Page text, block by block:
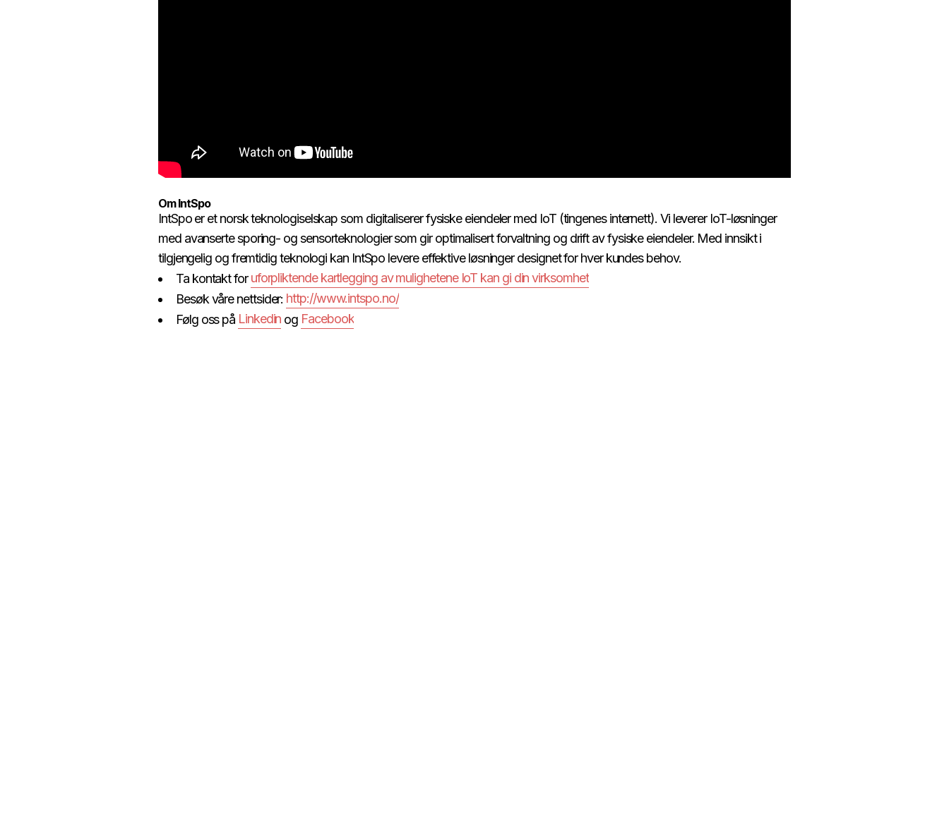
Om IntSpo​​​​‌ ‍ ​‍​‍‌‍ ‌ ​‍‌‍‍‌‌‍‌ ‌‍‍‌‌‍ ‍​‍​‍​ ‍‍​‍​‍‌ ​ ‌‍​‌‌‍ ‍‌‍‍‌‌ ‌​‌ ‍‌​‍ ‍‌‍‍‌‌‍ ​‍​‍​‍ ​​‍​‍‌‍‍​‌ ​‍‌‍‌‌‌‍‌‍​‍​‍​ ‍‍​‍​‍​‍ ‌ ​ ‌ ‌​‌ ‌‌‌‍‌​‌‍‍‌‌‍ ​‍ ‌‍‍‌‌‍ ‍‌ ‌​‌‍‌‌‌‍ ‍‌ ‌​​‍ ‌‍‌‌‌‍‌​‌‍‍‌‌ ‌​​‍ ‌‍ ‌‌‍ ‌‍‌​‌‍‌‌​ ‌‌ ​​‌ ​‍‌‍‌‌‌ ​ ‌‍‌‌‌‍ ‍‌ ‌​‌‍​‌‌ ‌​‌‍‍‌‌‍ ‌‍ ‍​ ‍ ‌‍‍‌‌‍‌​​ ‌​ ‍​​ ‌​‌‍‌‌​ ​‌‌‍​‍‌‍‌‍​ ​‌​ ‌‌​‍ ‌​ ​​‌‍​ ​ ‌‌‌‍‌​​‍ ‌​ ‌​​ ‍‌​ ​​​ ​​​‍ ‌‌‍​‌​ ‍​‌‍‌​​ ‍​​‍ ‌​ ​​​ ‌​​ ‌​​ ‌​​ ‌​​ ​ ​ ​‍​ ‌‌‌‍​‍​ ​‌​ ​‍​ ‍‌​ ‍ ‌ ‌​‌ ‍‌‌ ​​‌‍‌‌​ ‌‌‍​‍‌‍ ​‌‍ ‌‍‌ ‌‍‌ ‌‌​​‌‍ ‌ ​ ‌ ‌​‌‍‌‌‌ ​‍​ ‍ ‌ ​​‌‍​‌‌ ‌​‌‍‍​​ ‌‌‍‍‌‌‍ ‍‌‍ ‍‌‍‍​‌‍ ‌‍ ​‌‍‌​​‍‌‌​ ‌‌‌​​‍‌‌ ‌‍‍ ‌‍‌‌‌ ‍‌​‍‌‌​ ​ ‌​‌​​‍‌‌​ ​ ‌​‌​​‍‌‌​ ​‍​ ​‍​ ​ ​ ​​‌‍‌​​ ‌‌‌‍‌​‌‍‌‌‌‍​‍‌‍​‍​ ‍‌​ ​‌‌‍‌‌​ ​​​‍‌‌​ ​‍​ ​‍​‍‌‌​ ‌‌‌​‌​​‍ ‍‌‍​ ‌‍‍​‌‍‍‌‌‍ ​‌‍‌​‌ ​‍‌‍‌‌‌‍ ‍​‍‌‌​ ‌‌‌​​‍‌‌ ‌‍‍ ‌‍‌‌‌ ‍‌​‍‌‌​ ​ ‌​‌​​‍‌‌​ ​ ‌​‌​​‍‌‌​ ​‍​ ​‍​ ‌ ​ ​‌​ ‌​‌‍‌​‌‍​ ​ ‌‍‌‍​ ‌‍​ ​ ​‍‌‍​‍‌‍‌‌​ ​‍​ ​​​‍‌‌​ ​‍​ ​‍​‍‌‌​ ‌‌‌​‌​​‍ ‍‌ ‌​‌‍‌‌‌ ‍​‌ ‌​​ ‌‍​‍‌‍​‌‌ ​ ‌‍‌‌‌‌‌‌‌ ​‍‌‍ ​​ ‌​‍‌‌​ ​‍‌​‌‍‌ ​ ‌ ‌​‌ ‌‌‌‍‌​‌‍‍‌‌‍ ​‍‌‍‌‍‍‌‌‍‌​​ ‌​ ‍​​ ‌​‌‍‌‌​ ​‌‌‍​‍‌‍‌‍​ ​‌​ ‌‌​‍ ‌​ ​​‌‍​ ​ ‌‌‌‍‌​​‍ ‌​ ‌​​ ‍‌​ ​​​ ​​​‍ ‌‌‍​‌​ ‍​‌‍‌​​ ‍​​‍ ‌​ ​​​ ‌​​ ‌​​ ‌​​ ‌​​ ​ ​ ​‍​ ‌‌‌‍​‍​ ​‌​ ​‍​ ‍‌​‍‌‍‌ ‌​‌ ‍‌‌ ​​‌‍‌‌​ ‌‌‍​‍‌‍ ​‌‍ ‌‍‌ ‌‍‌ ‌‌​​‌‍ ‌ ​ ‌ ‌​‌‍‌‌‌ ​‍​‍‌‍‌ ​​‌‍​‌‌ ‌​‌‍‍​​ ‌‌‍‍‌‌‍ ‍‌‍ ‍‌‍‍​‌‍ ‌‍ ​‌‍‌​​‍‌‌​ ‌‌‌​​‍‌‌ ‌‍‍ ‌‍‌‌‌ ‍‌​‍‌‌​ ​ ‌​‌​​‍‌‌​ ​ ‌​‌​​‍‌‌​ ​‍​ ​‍​ ​ ​ ​​‌‍‌​​ ‌‌‌‍‌​‌‍‌‌‌‍​‍‌‍​‍​ ‍‌​ ​‌‌‍‌‌​ ​​​‍‌‌​ ​‍​ ​‍​‍‌‌​ ‌‌‌​‌​​‍ ‍‌‍​ ‌‍‍​‌‍‍‌‌‍ ​‌‍‌​‌ ​‍‌‍‌‌‌‍ ‍​‍‌‌​ ‌‌‌​​‍‌‌ ‌‍‍ ‌‍‌‌‌ ‍‌​‍‌‌​ ​ ‌​‌​​‍‌‌​ ​ ‌​‌​​‍‌‌​ ​‍​ ​‍​ ‌ ​ ​‌​ ‌​‌‍‌​‌‍​ ​ ‌‍‌‍​ ‌‍​ ​ ​‍‌‍​‍‌‍‌‌​ ​‍​ ​​​‍‌‌​ ​‍​ ​‍​‍‌‌​ ‌‌‌​‌​​‍ ‍‌ ‌​‌‍‌‌‌ ‍​‌ ‌​​‍​‍‌ ‌
IntSpo er et norsk teknologiselskap som digitaliserer fysiske eiendeler med IoT (tingenes internett). Vi leverer IoT-løsninger
med avanserte sporing- og sensorteknologier som gir optimalisert forvaltning og drift av fysiske eiendeler. Med innsikt i
tilgjengelig og fremtidig teknologi kan IntSpo levere effektive løsninger designet for hver kundes behov.​​​​‌ ‍ ​‍​‍‌‍ ‌ ​‍‌‍‍‌‌‍‌ ‌‍‍‌‌‍ ‍​‍​‍​ ‍‍​‍​‍‌ ​ ‌‍​‌‌‍ ‍‌‍‍‌‌ ‌​‌ ‍‌​‍ ‍‌‍‍‌‌‍ ​‍​‍​‍ ​​‍​‍‌‍‍​‌ ​‍‌‍‌‌‌‍‌‍​‍​‍​ ‍‍​‍​‍​‍ ‌ ​ ‌ ‌​‌ ‌‌‌‍‌​‌‍‍‌‌‍ ​‍ ‌‍‍‌‌‍ ‍‌ ‌​‌‍‌‌‌‍ ‍‌ ‌​​‍ ‌‍‌‌‌‍‌​‌‍‍‌‌ ‌​​‍ ‌‍ ‌‌‍ ‌‍‌​‌‍‌‌​ ‌‌ ​​‌ ​‍‌‍‌‌‌ ​ ‌‍‌‌‌‍ ‍‌ ‌​‌‍​‌‌ ‌​‌‍‍‌‌‍ ‌‍ ‍​ ‍ ‌‍‍‌‌‍‌​​ ‌​ ‍​​ ‌​‌‍‌‌​ ​‌‌‍​‍‌‍‌‍​ ​‌​ ‌‌​‍ ‌​ ​​‌‍​ ​ ‌‌‌‍‌​​‍ ‌​ ‌​​ ‍‌​ ​​​ ​​​‍ ‌‌‍​‌​ ‍​‌‍‌​​ ‍​​‍ ‌​ ​​​ ‌​​ ‌​​ ‌​​ ‌​​ ​ ​ ​‍​ ‌‌‌‍​‍​ ​‌​ ​‍​ ‍‌​ ‍ ‌ ‌​‌ ‍‌‌ ​​‌‍‌‌​ ‌‌‍​‍‌‍ ​‌‍ ‌‍‌ ‌‍‌ ‌‌​​‌‍ ‌ ​ ‌ ‌​‌‍‌‌‌ ​‍​ ‍ ‌ ​​‌‍​‌‌ ‌​‌‍‍​​ ‌‌‍‍‌‌‍ ‍‌‍ ‍‌‍‍​‌‍ ‌‍ ​‌‍‌​​‍‌‌​ ‌‌‌​​‍‌‌ ‌‍‍ ‌‍‌‌‌ ‍‌​‍‌‌​ ​ ‌​‌​​‍‌‌​ ​ ‌​‌​​‍‌‌​ ​‍​ ​‍​ ‌‍​ ‌​‌‍​ ‌‍​‍​ ‍‌​ ​‍​ ‌‍​ ‍‌‌‍​‌​ ‌​​ ​‍​ ​​​‍‌‌​ ​‍​ ​‍​‍‌‌​ ‌‌‌​‌​​‍ ‍‌‍​ ‌‍‍​‌‍‍‌‌‍ ​‌‍‌​‌ ​‍‌‍‌‌‌‍ ‍​‍‌‌​ ‌‌‌​​‍‌‌ ‌‍‍ ‌‍‌‌‌ ‍‌​‍‌‌​ ​ ‌​‌​​‍‌‌​ ​ ‌​‌​​‍‌‌​ ​‍​ ​‍‌‍‌​​ ‌ ​ ‌‌‌‍‌‍​ ‌‌​ ​‍​ ​ ‌‍​‍‌‍​‌‌‍​ ​ ‌‍​ ‌‌​ ​​​‍‌‌​ ​‍​ ​‍​‍‌‌​ ‌‌‌​‌​​‍ ‍‌ ‌​‌‍‌‌‌ ‍​‌ ‌​​ ‌‍​‍‌‍​‌‌ ​ ‌‍‌‌‌‌‌‌‌ ​‍‌‍ ​​ ‌​‍‌‌​ ​‍‌​‌‍‌ ​ ‌ ‌​‌ ‌‌‌‍‌​‌‍‍‌‌‍ ​‍‌‍‌‍‍‌‌‍‌​​ ‌​ ‍​​ ‌​‌‍‌‌​ ​‌‌‍​‍‌‍‌‍​ ​‌​ ‌‌​‍ ‌​ ​​‌‍​ ​ ‌‌‌‍‌​​‍ ‌​ ‌​​ ‍‌​ ​​​ ​​​‍ ‌‌‍​‌​ ‍​‌‍‌​​ ‍​​‍ ‌​ ​​​ ‌​​ ‌​​ ‌​​ ‌​​ ​ ​ ​‍​ ‌‌‌‍​‍​ ​‌​ ​‍​ ‍‌​‍‌‍‌ ‌​‌ ‍‌‌ ​​‌‍‌‌​ ‌‌‍​‍‌‍ ​‌‍ ‌‍‌ ‌‍‌ ‌‌​​‌‍ ‌ ​ ‌ ‌​‌‍‌‌‌ ​‍​‍‌‍‌ ​​‌‍​‌‌ ‌​‌‍‍​​ ‌‌‍‍‌‌‍ ‍‌‍ ‍‌‍‍​‌‍ ‌‍ ​‌‍‌​​‍‌‌​ ‌‌‌​​‍‌‌ ‌‍‍ ‌‍‌‌‌ ‍‌​‍‌‌​ ​ ‌​‌​​‍‌‌​ ​ ‌​‌​​‍‌‌​ ​‍​ ​‍​ ‌‍​ ‌​‌‍​ ‌‍​‍​ ‍‌​ ​‍​ ‌‍​ ‍‌‌‍​‌​ ‌​​ ​‍​ ​​​‍‌‌​ ​‍​ ​‍​‍‌‌​ ‌‌‌​‌​​‍ ‍‌‍​ ‌‍‍​‌‍‍‌‌‍ ​‌‍‌​‌ ​‍‌‍‌‌‌‍ ‍​‍‌‌​ ‌‌‌​​‍‌‌ ‌‍‍ ‌‍‌‌‌ ‍‌​‍‌‌​ ​ ‌​‌​​‍‌‌​ ​ ‌​‌​​‍‌‌​ ​‍​ ​‍‌‍‌​​ ‌ ​ ‌‌‌‍‌‍​ ‌‌​ ​‍​ ​ ‌‍​‍‌‍​‌‌‍​ ​ ‌‍​ ‌‌​ ​​​‍‌‌​ ​‍​ ​‍​‍‌‌​ ‌‌‌​‌​​‍ ‍‌ ‌​‌‍‌‌‌ ‍​‌ ‌​​‍​‍‌ ‌
Ta kontakt for ​​​​‌ ‍ ​‍​‍‌‍ ‌ ​‍‌‍‍‌‌‍‌ ‌‍‍‌‌‍ ‍​‍​‍​ ‍‍​‍​‍‌ ​ ‌‍​‌‌‍ ‍‌‍‍‌‌ ‌​‌ ‍‌​‍ ‍‌‍‍‌‌‍ ​‍​‍​‍ ​​‍​‍‌‍‍​‌ ​‍‌‍‌‌‌‍‌‍​‍​‍​ ‍‍​‍​‍​‍ ‌ ​ ‌ ‌​‌ ‌‌‌‍‌​‌‍‍‌‌‍ ​‍ ‌‍‍‌‌‍ ‍‌ ‌​‌‍‌‌‌‍ ‍‌ ‌​​‍ ‌‍‌‌‌‍‌​‌‍‍‌‌ ‌​​‍ ‌‍ ‌‌‍ ‌‍‌​‌‍‌‌​ ‌‌ ​​‌ ​‍‌‍‌‌‌ ​ ‌‍‌‌‌‍ ‍‌ ‌​‌‍​‌‌ ‌​‌‍‍‌‌‍ ‌‍ ‍​ ‍ ‌‍‍‌‌‍‌​​ ‌​ ‍​​ ‌​‌‍‌‌​ ​‌‌‍​‍‌‍‌‍​ ​‌​ ‌‌​‍ ‌​ ​​‌‍​ ​ ‌‌‌‍‌​​‍ ‌​ ‌​​ ‍‌​ ​​​ ​​​‍ ‌‌‍​‌​ ‍​‌‍‌​​ ‍​​‍ ‌​ ​​​ ‌​​ ‌​​ ‌​​ ‌​​ ​ ​ ​‍​ ‌‌‌‍​‍​ ​‌​ ​‍​ ‍‌​ ‍ ‌ ‌​‌ ‍‌‌ ​​‌‍‌‌​ ‌‌‍​‍‌‍ ​‌‍ ‌‍‌ ‌‍‌ ‌‌​​‌‍ ‌ ​ ‌ ‌​‌‍‌‌‌ ​‍​ ‍ ‌ ​​‌‍​‌‌ ‌​‌‍‍​​ ‌‌‍‍‌‌‍ ‍‌‍ ‍‌‍‍​‌‍ ‌‍ ​‌‍‌​​‍‌‌​ ‌‌‌​​‍‌‌ ‌‍‍ ‌‍‌‌‌ ‍‌​‍‌‌​ ​ ‌​‌​​‍‌‌​ ​ ‌​‌​​‍‌‌​ ​‍​ ​‍‌‍‌​​ ‌‌‌‍​‌​ ‌​‌‍‌​‌‍​‌​ ‍‌​ ‌​‌‍‌‍​ ‌ ​ ​​​ ‌‍​‍‌‌​ ​‍​ ​‍​‍‌‌​ ‌‌‌​‌​​‍ ‍‌‍​ ‌‍‍​‌‍‍‌‌‍ ​‌‍‌​‌ ​‍‌‍‌‌‌‍ ‍​‍‌‌​ ‌‌‌​​‍‌‌ ‌‍‍ ‌‍‌‌‌ ‍‌​‍‌‌​ ​ ‌​‌​​‍‌‌​ ​ ‌​‌​​‍‌‌​ ​‍​ ​‍‌‍​‌‌‍‌‍​ ​‌‌‍‌​​ ‍‌​ ​ ​ ‌‌‌‍‌​‌‍‌​​ ​​‌‍​‍​ ‍‌​ ​​​‍‌‌​ ​‍​ ​‍​‍‌‌​ ‌‌‌​‌​​‍ ‍‌ ‌​‌‍‌‌‌ ‍​‌ ‌​​ ‌‍​‍‌‍​‌‌ ​ ‌‍‌‌‌‌‌‌‌ ​‍‌‍ ​​ ‌​‍‌‌​ ​‍‌​‌‍‌ ​ ‌ ‌​‌ ‌‌‌‍‌​‌‍‍‌‌‍ ​‍‌‍‌‍‍‌‌‍‌​​ ‌​ ‍​​ ‌​‌‍‌‌​ ​‌‌‍​‍‌‍‌‍​ ​‌​ ‌‌​‍ ‌​ ​​‌‍​ ​ ‌‌‌‍‌​​‍ ‌​ ‌​​ ‍‌​ ​​​ ​​​‍ ‌‌‍​‌​ ‍​‌‍‌​​ ‍​​‍ ‌​ ​​​ ‌​​ ‌​​ ‌​​ ‌​​ ​ ​ ​‍​ ‌‌‌‍​‍​ ​‌​ ​‍​ ‍‌​‍‌‍‌ ‌​‌ ‍‌‌ ​​‌‍‌‌​ ‌‌‍​‍‌‍ ​‌‍ ‌‍‌ ‌‍‌ ‌‌​​‌‍ ‌ ​ ‌ ‌​‌‍‌‌‌ ​‍​‍‌‍‌ ​​‌‍​‌‌ ‌​‌‍‍​​ ‌‌‍‍‌‌‍ ‍‌‍ ‍‌‍‍​‌‍ ‌‍ ​‌‍‌​​‍‌‌​ ‌‌‌​​‍‌‌ ‌‍‍ ‌‍‌‌‌ ‍‌​‍‌‌​ ​ ‌​‌​​‍‌‌​ ​ ‌​‌​​‍‌‌​ ​‍​ ​‍‌‍‌​​ ‌‌‌‍​‌​ ‌​‌‍‌​‌‍​‌​ ‍‌​ ‌​‌‍‌‍​ ‌ ​ ​​​ ‌‍​‍‌‌​ ​‍​ ​‍​‍‌‌​ ‌‌‌​‌​​‍ ‍‌‍​ ‌‍‍​‌‍‍‌‌‍ ​‌‍‌​‌ ​‍‌‍‌‌‌‍ ‍​‍‌‌​ ‌‌‌​​‍‌‌ ‌‍‍ ‌‍‌‌‌ ‍‌​‍‌‌​ ​ ‌​‌​​‍‌‌​ ​ ‌​‌​​‍‌‌​ ​‍​ ​‍‌‍​‌‌‍‌‍​ ​‌‌‍‌​​ ‍‌​ ​ ​ ‌‌‌‍‌​‌‍‌​​ ​​‌‍​‍​ ‍‌​ ​​​‍‌‌​ ​‍​ ​‍​‍‌‌​ ‌‌‌​‌​​‍ ‍‌ ‌​‌‍‌‌‌ ‍​‌ ‌​​‍​‍‌ ‌uforpliktende kartlegging av mulighetene IoT kan gi din virksomhet​​​​‌ ‍ ​‍​‍‌‍ ‌ ​‍‌‍‍‌‌‍‌ ‌‍‍‌‌‍ ‍​‍​‍​ ‍‍​‍​‍‌ ​ ‌‍​‌‌‍ ‍‌‍‍‌‌ ‌​‌ ‍‌​‍ ‍‌‍‍‌‌‍ ​‍​‍​‍ ​​‍​‍‌‍‍​‌ ​‍‌‍‌‌‌‍‌‍​‍​‍​ ‍‍​‍​‍​‍ ‌ ​ ‌ ‌​‌ ‌‌‌‍‌​‌‍‍‌‌‍ ​‍ ‌‍‍‌‌‍ ‍‌ ‌​‌‍‌‌‌‍ ‍‌ ‌​​‍ ‌‍‌‌‌‍‌​‌‍‍‌‌ ‌​​‍ ‌‍ ‌‌‍ ‌‍‌​‌‍‌‌​ ‌‌ ​​‌ ​‍‌‍‌‌‌ ​ ‌‍‌‌‌‍ ‍‌ ‌​‌‍​‌‌ ‌​‌‍‍‌‌‍ ‌‍ ‍​ ‍ ‌‍‍‌‌‍‌​​ ‌​ ‍​​ ‌​‌‍‌‌​ ​‌‌‍​‍‌‍‌‍​ ​‌​ ‌‌​‍ ‌​ ​​‌‍​ ​ ‌‌‌‍‌​​‍ ‌​ ‌​​ ‍‌​ ​​​ ​​​‍ ‌‌‍​‌​ ‍​‌‍‌​​ ‍​​‍ ‌​ ​​​ ‌​​ ‌​​ ‌​​ ‌​​ ​ ​ ​‍​ ‌‌‌‍​‍​ ​‌​ ​‍​ ‍‌​ ‍ ‌ ‌​‌ ‍‌‌ ​​‌‍‌‌​ ‌‌‍​‍‌‍ ​‌‍ ‌‍‌ ‌‍‌ ‌‌​​‌‍ ‌ ​ ‌ ‌​‌‍‌‌‌ ​‍​ ‍ ‌ ​​‌‍​‌‌ ‌​‌‍‍​​ ‌‌‍‍‌‌‍ ‍‌‍ ‍‌‍‍​‌‍ ‌‍ ​‌‍‌​​‍‌‌​ ‌‌‌​​‍‌‌ ‌‍‍ ‌‍‌‌‌ ‍‌​‍‌‌​ ​ ‌​‌​​‍‌‌​ ​ ‌​‌​​‍‌‌​ ​‍​ ​‍‌‍‌​​ ‌‌‌‍​‌​ ‌​‌‍‌​‌‍​‌​ ‍‌​ ‌​‌‍‌‍​ ‌ ​ ​​​ ‌‍​‍‌‌​ ​‍​ ​‍​‍‌‌​ ‌‌‌​‌​​‍ ‍‌‍​ ‌‍‍​‌‍‍‌‌‍ ​‌‍‌​‌ ​‍‌‍‌‌‌‍ ‍​‍‌‌​ ‌‌‌​​‍‌‌ ‌‍‍ ‌‍‌‌‌ ‍‌​‍‌‌​ ​ ‌​‌​​‍‌‌​ ​ ‌​‌​​‍‌‌​ ​‍​ ​‍‌‍​‌‌‍‌‍​ ​‌‌‍‌​​ ‍‌​ ​ ​ ‌‌‌‍‌​‌‍‌​​ ​​‌‍​‍​ ‍‌​ ​‌​‍‌‌​ ​‍​ ​‍​‍‌‌​ ‌‌‌​‌​​‍ ‍‌ ‌​‌‍‌‌‌ ‍​‌ ‌​​ ‌‍​‍‌‍​‌‌ ​ ‌‍‌‌‌‌‌‌‌ ​‍‌‍ ​​ ‌​‍‌‌​ ​‍‌​‌‍‌ ​ ‌ ‌​‌ ‌‌‌‍‌​‌‍‍‌‌‍ ​‍‌‍‌‍‍‌‌‍‌​​ ‌​ ‍​​ ‌​‌‍‌‌​ ​‌‌‍​‍‌‍‌‍​ ​‌​ ‌‌​‍ ‌​ ​​‌‍​ ​ ‌‌‌‍‌​​‍ ‌​ ‌​​ ‍‌​ ​​​ ​​​‍ ‌‌‍​‌​ ‍​‌‍‌​​ ‍​​‍ ‌​ ​​​ ‌​​ ‌​​ ‌​​ ‌​​ ​ ​ ​‍​ ‌‌‌‍​‍​ ​‌​ ​‍​ ‍‌​‍‌‍‌ ‌​‌ ‍‌‌ ​​‌‍‌‌​ ‌‌‍​‍‌‍ ​‌‍ ‌‍‌ ‌‍‌ ‌‌​​‌‍ ‌ ​ ‌ ‌​‌‍‌‌‌ ​‍​‍‌‍‌ ​​‌‍​‌‌ ‌​‌‍‍​​ ‌‌‍‍‌‌‍ ‍‌‍ ‍‌‍‍​‌‍ ‌‍ ​‌‍‌​​‍‌‌​ ‌‌‌​​‍‌‌ ‌‍‍ ‌‍‌‌‌ ‍‌​‍‌‌​ ​ ‌​‌​​‍‌‌​ ​ ‌​‌​​‍‌‌​ ​‍​ ​‍‌‍‌​​ ‌‌‌‍​‌​ ‌​‌‍‌​‌‍​‌​ ‍‌​ ‌​‌‍‌‍​ ‌ ​ ​​​ ‌‍​‍‌‌​ ​‍​ ​‍​‍‌‌​ ‌‌‌​‌​​‍ ‍‌‍​ ‌‍‍​‌‍‍‌‌‍ ​‌‍‌​‌ ​‍‌‍‌‌‌‍ ‍​‍‌‌​ ‌‌‌​​‍‌‌ ‌‍‍ ‌‍‌‌‌ ‍‌​‍‌‌​ ​ ‌​‌​​‍‌‌​ ​ ‌​‌​​‍‌‌​ ​‍​ ​‍‌‍​‌‌‍‌‍​ ​‌‌‍‌​​ ‍‌​ ​ ​ ‌‌‌‍‌​‌‍‌​​ ​​‌‍​‍​ ‍‌​ ​‌​‍‌‌​ ​‍​ ​‍​‍‌‌​ ‌‌‌​‌​​‍ ‍‌ ‌​‌‍‌‌‌ ‍​‌ ‌​​‍​‍‌ ‌
Besøk våre nettsider: ​​​​‌ ‍ ​‍​‍‌‍ ‌ ​‍‌‍‍‌‌‍‌ ‌‍‍‌‌‍ ‍​‍​‍​ ‍‍​‍​‍‌ ​ ‌‍​‌‌‍ ‍‌‍‍‌‌ ‌​‌ ‍‌​‍ ‍‌‍‍‌‌‍ ​‍​‍​‍ ​​‍​‍‌‍‍​‌ ​‍‌‍‌‌‌‍‌‍​‍​‍​ ‍‍​‍​‍​‍ ‌ ​ ‌ ‌​‌ ‌‌‌‍‌​‌‍‍‌‌‍ ​‍ ‌‍‍‌‌‍ ‍‌ ‌​‌‍‌‌‌‍ ‍‌ ‌​​‍ ‌‍‌‌‌‍‌​‌‍‍‌‌ ‌​​‍ ‌‍ ‌‌‍ ‌‍‌​‌‍‌‌​ ‌‌ ​​‌ ​‍‌‍‌‌‌ ​ ‌‍‌‌‌‍ ‍‌ ‌​‌‍​‌‌ ‌​‌‍‍‌‌‍ ‌‍ ‍​ ‍ ‌‍‍‌‌‍‌​​ ‌​ ‍​​ ‌​‌‍‌‌​ ​‌‌‍​‍‌‍‌‍​ ​‌​ ‌‌​‍ ‌​ ​​‌‍​ ​ ‌‌‌‍‌​​‍ ‌​ ‌​​ ‍‌​ ​​​ ​​​‍ ‌‌‍​‌​ ‍​‌‍‌​​ ‍​​‍ ‌​ ​​​ ‌​​ ‌​​ ‌​​ ‌​​ ​ ​ ​‍​ ‌‌‌‍​‍​ ​‌​ ​‍​ ‍‌​ ‍ ‌ ‌​‌ ‍‌‌ ​​‌‍‌‌​ ‌‌‍​‍‌‍ ​‌‍ ‌‍‌ ‌‍‌ ‌‌​​‌‍ ‌ ​ ‌ ‌​‌‍‌‌‌ ​‍​ ‍ ‌ ​​‌‍​‌‌ ‌​‌‍‍​​ ‌‌‍‍‌‌‍ ‍‌‍ ‍‌‍‍​‌‍ ‌‍ ​‌‍‌​​‍‌‌​ ‌‌‌​​‍‌‌ ‌‍‍ ‌‍‌‌‌ ‍‌​‍‌‌​ ​ ‌​‌​​‍‌‌​ ​ ‌​‌​​‍‌‌​ ​‍​ ​‍​ ​‌‌‍​ ​ ​‍​ ​‍​ ‌‍‌‍​ ‌‍​‌‌‍​ ​ ‌​​ ​​​ ‌‌‌‍‌‍​‍‌‌​ ​‍​ ​‍​‍‌‌​ ‌‌‌​‌​​‍ ‍‌‍​ ‌‍‍​‌‍‍‌‌‍ ​‌‍‌​‌ ​‍‌‍‌‌‌‍ ‍​‍‌‌​ ‌‌‌​​‍‌‌ ‌‍‍ ‌‍‌‌‌ ‍‌​‍‌‌​ ​ ‌​‌​​‍‌‌​ ​ ‌​‌​​‍‌‌​ ​‍​ ​‍‌‍​ ​ ‌​​ ​​​ ‍‌​ ‌‍​ ‌ ​ ‌ ​ ‍​‌‍​‍‌‍‌‌‌‍​‍‌‍​ ​ ​​​‍‌‌​ ​‍​ ​‍​‍‌‌​ ‌‌‌​‌​​‍ ‍‌ ‌​‌‍‌‌‌ ‍​‌ ‌​​ ‌‍​‍‌‍​‌‌ ​ ‌‍‌‌‌‌‌‌‌ ​‍‌‍ ​​ ‌​‍‌‌​ ​‍‌​‌‍‌ ​ ‌ ‌​‌ ‌‌‌‍‌​‌‍‍‌‌‍ ​‍‌‍‌‍‍‌‌‍‌​​ ‌​ ‍​​ ‌​‌‍‌‌​ ​‌‌‍​‍‌‍‌‍​ ​‌​ ‌‌​‍ ‌​ ​​‌‍​ ​ ‌‌‌‍‌​​‍ ‌​ ‌​​ ‍‌​ ​​​ ​​​‍ ‌‌‍​‌​ ‍​‌‍‌​​ ‍​​‍ ‌​ ​​​ ‌​​ ‌​​ ‌​​ ‌​​ ​ ​ ​‍​ ‌‌‌‍​‍​ ​‌​ ​‍​ ‍‌​‍‌‍‌ ‌​‌ ‍‌‌ ​​‌‍‌‌​ ‌‌‍​‍‌‍ ​‌‍ ‌‍‌ ‌‍‌ ‌‌​​‌‍ ‌ ​ ‌ ‌​‌‍‌‌‌ ​‍​‍‌‍‌ ​​‌‍​‌‌ ‌​‌‍‍​​ ‌‌‍‍‌‌‍ ‍‌‍ ‍‌‍‍​‌‍ ‌‍ ​‌‍‌​​‍‌‌​ ‌‌‌​​‍‌‌ ‌‍‍ ‌‍‌‌‌ ‍‌​‍‌‌​ ​ ‌​‌​​‍‌‌​ ​ ‌​‌​​‍‌‌​ ​‍​ ​‍​ ​‌‌‍​ ​ ​‍​ ​‍​ ‌‍‌‍​ ‌‍​‌‌‍​ ​ ‌​​ ​​​ ‌‌‌‍‌‍​‍‌‌​ ​‍​ ​‍​‍‌‌​ ‌‌‌​‌​​‍ ‍‌‍​ ‌‍‍​‌‍‍‌‌‍ ​‌‍‌​‌ ​‍‌‍‌‌‌‍ ‍​‍‌‌​ ‌‌‌​​‍‌‌ ‌‍‍ ‌‍‌‌‌ ‍‌​‍‌‌​ ​ ‌​‌​​‍‌‌​ ​ ‌​‌​​‍‌‌​ ​‍​ ​‍‌‍​ ​ ‌​​ ​​​ ‍‌​ ‌‍​ ‌ ​ ‌ ​ ‍​‌‍​‍‌‍‌‌‌‍​‍‌‍​ ​ ​​​‍‌‌​ ​‍​ ​‍​‍‌‌​ ‌‌‌​‌​​‍ ‍‌ ‌​‌‍‌‌‌ ‍​‌ ‌​​‍​‍‌ ‌ http://www.intspo.no/
Følg oss på ​​​​‌ ‍ ​‍​‍‌‍ ‌ ​‍‌‍‍‌‌‍‌ ‌‍‍‌‌‍ ‍​‍​‍​ ‍‍​‍​‍‌ ​ ‌‍​‌‌‍ ‍‌‍‍‌‌ ‌​‌ ‍‌​‍ ‍‌‍‍‌‌‍ ​‍​‍​‍ ​​‍​‍‌‍‍​‌ ​‍‌‍‌‌‌‍‌‍​‍​‍​ ‍‍​‍​‍​‍ ‌ ​ ‌ ‌​‌ ‌‌‌‍‌​‌‍‍‌‌‍ ​‍ ‌‍‍‌‌‍ ‍‌ ‌​‌‍‌‌‌‍ ‍‌ ‌​​‍ ‌‍‌‌‌‍‌​‌‍‍‌‌ ‌​​‍ ‌‍ ‌‌‍ ‌‍‌​‌‍‌‌​ ‌‌ ​​‌ ​‍‌‍‌‌‌ ​ ‌‍‌‌‌‍ ‍‌ ‌​‌‍​‌‌ ‌​‌‍‍‌‌‍ ‌‍ ‍​ ‍ ‌‍‍‌‌‍‌​​ ‌​ ‍​​ ‌​‌‍‌‌​ ​‌‌‍​‍‌‍‌‍​ ​‌​ ‌‌​‍ ‌​ ​​‌‍​ ​ ‌‌‌‍‌​​‍ ‌​ ‌​​ ‍‌​ ​​​ ​​​‍ ‌‌‍​‌​ ‍​‌‍‌​​ ‍​​‍ ‌​ ​​​ ‌​​ ‌​​ ‌​​ ‌​​ ​ ​ ​‍​ ‌‌‌‍​‍​ ​‌​ ​‍​ ‍‌​ ‍ ‌ ‌​‌ ‍‌‌ ​​‌‍‌‌​ ‌‌‍​‍‌‍ ​‌‍ ‌‍‌ ‌‍‌ ‌‌​​‌‍ ‌ ​ ‌ ‌​‌‍‌‌‌ ​‍​ ‍ ‌ ​​‌‍​‌‌ ‌​‌‍‍​​ ‌‌‍‍‌‌‍ ‍‌‍ ‍‌‍‍​‌‍ ‌‍ ​‌‍‌​​‍‌‌​ ‌‌‌​​‍‌‌ ‌‍‍ ‌‍‌‌‌ ‍‌​‍‌‌​ ​ ‌​‌​​‍‌‌​ ​ ‌​‌​​‍‌‌​ ​‍​ ​‍​ ​‍​ ‍‌​ ‍‌​ ​‍​ ‍‌​ ​‌‌‍‌​‌‍‌‍​ ‍​​ ‌ ‌‍‌‌‌‍​‌​‍‌‌​ ​‍​ ​‍​‍‌‌​ ‌‌‌​‌​​‍ ‍‌‍​ ‌‍‍​‌‍‍‌‌‍ ​‌‍‌​‌ ​‍‌‍‌‌‌‍ ‍​‍‌‌​ ‌‌‌​​‍‌‌ ‌‍‍ ‌‍‌‌‌ ‍‌​‍‌‌​ ​ ‌​‌​​‍‌‌​ ​ ‌​‌​​‍‌‌​ ​‍​ ​‍​ ‌‌‌‍‌‍‌‍​‌​ ‌‍‌‍​ ​ ​​​ ​‌‌‍‌​‌‍​‍‌‍‌‍​ ‌‌​ ​​​ ​​​‍‌‌​ ​‍​ ​‍​‍‌‌​ ‌‌‌​‌​​‍ ‍‌ ‌​‌‍‌‌‌ ‍​‌ ‌​​ ‌‍​‍‌‍​‌‌ ​ ‌‍‌‌‌‌‌‌‌ ​‍‌‍ ​​ ‌​‍‌‌​ ​‍‌​‌‍‌ ​ ‌ ‌​‌ ‌‌‌‍‌​‌‍‍‌‌‍ ​‍‌‍‌‍‍‌‌‍‌​​ ‌​ ‍​​ ‌​‌‍‌‌​ ​‌‌‍​‍‌‍‌‍​ ​‌​ ‌‌​‍ ‌​ ​​‌‍​ ​ ‌‌‌‍‌​​‍ ‌​ ‌​​ ‍‌​ ​​​ ​​​‍ ‌‌‍​‌​ ‍​‌‍‌​​ ‍​​‍ ‌​ ​​​ ‌​​ ‌​​ ‌​​ ‌​​ ​ ​ ​‍​ ‌‌‌‍​‍​ ​‌​ ​‍​ ‍‌​‍‌‍‌ ‌​‌ ‍‌‌ ​​‌‍‌‌​ ‌‌‍​‍‌‍ ​‌‍ ‌‍‌ ‌‍‌ ‌‌​​‌‍ ‌ ​ ‌ ‌​‌‍‌‌‌ ​‍​‍‌‍‌ ​​‌‍​‌‌ ‌​‌‍‍​​ ‌‌‍‍‌‌‍ ‍‌‍ ‍‌‍‍​‌‍ ‌‍ ​‌‍‌​​‍‌‌​ ‌‌‌​​‍‌‌ ‌‍‍ ‌‍‌‌‌ ‍‌​‍‌‌​ ​ ‌​‌​​‍‌‌​ ​ ‌​‌​​‍‌‌​ ​‍​ ​‍​ ​‍​ ‍‌​ ‍‌​ ​‍​ ‍‌​ ​‌‌‍‌​‌‍‌‍​ ‍​​ ‌ ‌‍‌‌‌‍​‌​‍‌‌​ ​‍​ ​‍​‍‌‌​ ‌‌‌​‌​​‍ ‍‌‍​ ‌‍‍​‌‍‍‌‌‍ ​‌‍‌​‌ ​‍‌‍‌‌‌‍ ‍​‍‌‌​ ‌‌‌​​‍‌‌ ‌‍‍ ‌‍‌‌‌ ‍‌​‍‌‌​ ​ ‌​‌​​‍‌‌​ ​ ‌​‌​​‍‌‌​ ​‍​ ​‍​ ‌‌‌‍‌‍‌‍​‌​ ‌‍‌‍​ ​ ​​​ ​‌‌‍‌​‌‍​‍‌‍‌‍​ ‌‌​ ​​​ ​​​‍‌‌​ ​‍​ ​‍​‍‌‌​ ‌‌‌​‌​​‍ ‍‌ ‌​‌‍‌‌‌ ‍​‌ ‌​​‍​‍‌ ‌ Linkedin​​​​‌ ‍ ​‍​‍‌‍ ‌ ​‍‌‍‍‌‌‍‌ ‌‍‍‌‌‍ ‍​‍​‍​ ‍‍​‍​‍‌ ​ ‌‍​‌‌‍ ‍‌‍‍‌‌ ‌​‌ ‍‌​‍ ‍‌‍‍‌‌‍ ​‍​‍​‍ ​​‍​‍‌‍‍​‌ ​‍‌‍‌‌‌‍‌‍​‍​‍​ ‍‍​‍​‍​‍ ‌ ​ ‌ ‌​‌ ‌‌‌‍‌​‌‍‍‌‌‍ ​‍ ‌‍‍‌‌‍ ‍‌ ‌​‌‍‌‌‌‍ ‍‌ ‌​​‍ ‌‍‌‌‌‍‌​‌‍‍‌‌ ‌​​‍ ‌‍ ‌‌‍ ‌‍‌​‌‍‌‌​ ‌‌ ​​‌ ​‍‌‍‌‌‌ ​ ‌‍‌‌‌‍ ‍‌ ‌​‌‍​‌‌ ‌​‌‍‍‌‌‍ ‌‍ ‍​ ‍ ‌‍‍‌‌‍‌​​ ‌​ ‍​​ ‌​‌‍‌‌​ ​‌‌‍​‍‌‍‌‍​ ​‌​ ‌‌​‍ ‌​ ​​‌‍​ ​ ‌‌‌‍‌​​‍ ‌​ ‌​​ ‍‌​ ​​​ ​​​‍ ‌‌‍​‌​ ‍​‌‍‌​​ ‍​​‍ ‌​ ​​​ ‌​​ ‌​​ ‌​​ ‌​​ ​ ​ ​‍​ ‌‌‌‍​‍​ ​‌​ ​‍​ ‍‌​ ‍ ‌ ‌​‌ ‍‌‌ ​​‌‍‌‌​ ‌‌‍​‍‌‍ ​‌‍ ‌‍‌ ‌‍‌ ‌‌​​‌‍ ‌ ​ ‌ ‌​‌‍‌‌‌ ​‍​ ‍ ‌ ​​‌‍​‌‌ ‌​‌‍‍​​ ‌‌‍‍‌‌‍ ‍‌‍ ‍‌‍‍​‌‍ ‌‍ ​‌‍‌​​‍‌‌​ ‌‌‌​​‍‌‌ ‌‍‍ ‌‍‌‌‌ ‍‌​‍‌‌​ ​ ‌​‌​​‍‌‌​ ​ ‌​‌​​‍‌‌​ ​‍​ ​‍​ ​‍​ ‍‌​ ‍‌​ ​‍​ ‍‌​ ​‌‌‍‌​‌‍‌‍​ ‍​​ ‌ ‌‍‌‌‌‍​‌​‍‌‌​ ​‍​ ​‍​‍‌‌​ ‌‌‌​‌​​‍ ‍‌‍​ ‌‍‍​‌‍‍‌‌‍ ​‌‍‌​‌ ​‍‌‍‌‌‌‍ ‍​‍‌‌​ ‌‌‌​​‍‌‌ ‌‍‍ ‌‍‌‌‌ ‍‌​‍‌‌​ ​ ‌​‌​​‍‌‌​ ​ ‌​‌​​‍‌‌​ ​‍​ ​‍​ ‌‌‌‍‌‍‌‍​‌​ ‌‍‌‍​ ​ ​​​ ​‌‌‍‌​‌‍​‍‌‍‌‍​ ‌‌​ ​​​ ​‌​‍‌‌​ ​‍​ ​‍​‍‌‌​ ‌‌‌​‌​​‍ ‍‌ ‌​‌‍‌‌‌ ‍​‌ ‌​​ ‌‍​‍‌‍​‌‌ ​ ‌‍‌‌‌‌‌‌‌ ​‍‌‍ ​​ ‌​‍‌‌​ ​‍‌​‌‍‌ ​ ‌ ‌​‌ ‌‌‌‍‌​‌‍‍‌‌‍ ​‍‌‍‌‍‍‌‌‍‌​​ ‌​ ‍​​ ‌​‌‍‌‌​ ​‌‌‍​‍‌‍‌‍​ ​‌​ ‌‌​‍ ‌​ ​​‌‍​ ​ ‌‌‌‍‌​​‍ ‌​ ‌​​ ‍‌​ ​​​ ​​​‍ ‌‌‍​‌​ ‍​‌‍‌​​ ‍​​‍ ‌​ ​​​ ‌​​ ‌​​ ‌​​ ‌​​ ​ ​ ​‍​ ‌‌‌‍​‍​ ​‌​ ​‍​ ‍‌​‍‌‍‌ ‌​‌ ‍‌‌ ​​‌‍‌‌​ ‌‌‍​‍‌‍ ​‌‍ ‌‍‌ ‌‍‌ ‌‌​​‌‍ ‌ ​ ‌ ‌​‌‍‌‌‌ ​‍​‍‌‍‌ ​​‌‍​‌‌ ‌​‌‍‍​​ ‌‌‍‍‌‌‍ ‍‌‍ ‍‌‍‍​‌‍ ‌‍ ​‌‍‌​​‍‌‌​ ‌‌‌​​‍‌‌ ‌‍‍ ‌‍‌‌‌ ‍‌​‍‌‌​ ​ ‌​‌​​‍‌‌​ ​ ‌​‌​​‍‌‌​ ​‍​ ​‍​ ​‍​ ‍‌​ ‍‌​ ​‍​ ‍‌​ ​‌‌‍‌​‌‍‌‍​ ‍​​ ‌ ‌‍‌‌‌‍​‌​‍‌‌​ ​‍​ ​‍​‍‌‌​ ‌‌‌​‌​​‍ ‍‌‍​ ‌‍‍​‌‍‍‌‌‍ ​‌‍‌​‌ ​‍‌‍‌‌‌‍ ‍​‍‌‌​ ‌‌‌​​‍‌‌ ‌‍‍ ‌‍‌‌‌ ‍‌​‍‌‌​ ​ ‌​‌​​‍‌‌​ ​ ‌​‌​​‍‌‌​ ​‍​ ​‍​ ‌‌‌‍‌‍‌‍​‌​ ‌‍‌‍​ ​ ​​​ ​‌‌‍‌​‌‍​‍‌‍‌‍​ ‌‌​ ​​​ ​‌​‍‌‌​ ​‍​ ​‍​‍‌‌​ ‌‌‌​‌​​‍ ‍‌ ‌​‌‍‌‌‌ ‍​‌ ‌​​‍​‍‌ ‌ og ​​​​‌ ‍ ​‍​‍‌‍ ‌ ​‍‌‍‍‌‌‍‌ ‌‍‍‌‌‍ ‍​‍​‍​ ‍‍​‍​‍‌ ​ ‌‍​‌‌‍ ‍‌‍‍‌‌ ‌​‌ ‍‌​‍ ‍‌‍‍‌‌‍ ​‍​‍​‍ ​​‍​‍‌‍‍​‌ ​‍‌‍‌‌‌‍‌‍​‍​‍​ ‍‍​‍​‍​‍ ‌ ​ ‌ ‌​‌ ‌‌‌‍‌​‌‍‍‌‌‍ ​‍ ‌‍‍‌‌‍ ‍‌ ‌​‌‍‌‌‌‍ ‍‌ ‌​​‍ ‌‍‌‌‌‍‌​‌‍‍‌‌ ‌​​‍ ‌‍ ‌‌‍ ‌‍‌​‌‍‌‌​ ‌‌ ​​‌ ​‍‌‍‌‌‌ ​ ‌‍‌‌‌‍ ‍‌ ‌​‌‍​‌‌ ‌​‌‍‍‌‌‍ ‌‍ ‍​ ‍ ‌‍‍‌‌‍‌​​ ‌​ ‍​​ ‌​‌‍‌‌​ ​‌‌‍​‍‌‍‌‍​ ​‌​ ‌‌​‍ ‌​ ​​‌‍​ ​ ‌‌‌‍‌​​‍ ‌​ ‌​​ ‍‌​ ​​​ ​​​‍ ‌‌‍​‌​ ‍​‌‍‌​​ ‍​​‍ ‌​ ​​​ ‌​​ ‌​​ ‌​​ ‌​​ ​ ​ ​‍​ ‌‌‌‍​‍​ ​‌​ ​‍​ ‍‌​ ‍ ‌ ‌​‌ ‍‌‌ ​​‌‍‌‌​ ‌‌‍​‍‌‍ ​‌‍ ‌‍‌ ‌‍‌ ‌‌​​‌‍ ‌ ​ ‌ ‌​‌‍‌‌‌ ​‍​ ‍ ‌ ​​‌‍​‌‌ ‌​‌‍‍​​ ‌‌‍‍‌‌‍ ‍‌‍ ‍‌‍‍​‌‍ ‌‍ ​‌‍‌​​‍‌‌​ ‌‌‌​​‍‌‌ ‌‍‍ ‌‍‌‌‌ ‍‌​‍‌‌​ ​ ‌​‌​​‍‌‌​ ​ ‌​‌​​‍‌‌​ ​‍​ ​‍​ ​‍​ ‍‌​ ‍‌​ ​‍​ ‍‌​ ​‌‌‍‌​‌‍‌‍​ ‍​​ ‌ ‌‍‌‌‌‍​‌​‍‌‌​ ​‍​ ​‍​‍‌‌​ ‌‌‌​‌​​‍ ‍‌‍​ ‌‍‍​‌‍‍‌‌‍ ​‌‍‌​‌ ​‍‌‍‌‌‌‍ ‍​‍‌‌​ ‌‌‌​​‍‌‌ ‌‍‍ ‌‍‌‌‌ ‍‌​‍‌‌​ ​ ‌​‌​​‍‌‌​ ​ ‌​‌​​‍‌‌​ ​‍​ ​‍​ ‌‌‌‍‌‍‌‍​‌​ ‌‍‌‍​ ​ ​​​ ​‌‌‍‌​‌‍​‍‌‍‌‍​ ‌‌​ ​​​ ​‍​‍‌‌​ ​‍​ ​‍​‍‌‌​ ‌‌‌​‌​​‍ ‍‌ ‌​‌‍‌‌‌ ‍​‌ ‌​​ ‌‍​‍‌‍​‌‌ ​ ‌‍‌‌‌‌‌‌‌ ​‍‌‍ ​​ ‌​‍‌‌​ ​‍‌​‌‍‌ ​ ‌ ‌​‌ ‌‌‌‍‌​‌‍‍‌‌‍ ​‍‌‍‌‍‍‌‌‍‌​​ ‌​ ‍​​ ‌​‌‍‌‌​ ​‌‌‍​‍‌‍‌‍​ ​‌​ ‌‌​‍ ‌​ ​​‌‍​ ​ ‌‌‌‍‌​​‍ ‌​ ‌​​ ‍‌​ ​​​ ​​​‍ ‌‌‍​‌​ ‍​‌‍‌​​ ‍​​‍ ‌​ ​​​ ‌​​ ‌​​ ‌​​ ‌​​ ​ ​ ​‍​ ‌‌‌‍​‍​ ​‌​ ​‍​ ‍‌​‍‌‍‌ ‌​‌ ‍‌‌ ​​‌‍‌‌​ ‌‌‍​‍‌‍ ​‌‍ ‌‍‌ ‌‍‌ ‌‌​​‌‍ ‌ ​ ‌ ‌​‌‍‌‌‌ ​‍​‍‌‍‌ ​​‌‍​‌‌ ‌​‌‍‍​​ ‌‌‍‍‌‌‍ ‍‌‍ ‍‌‍‍​‌‍ ‌‍ ​‌‍‌​​‍‌‌​ ‌‌‌​​‍‌‌ ‌‍‍ ‌‍‌‌‌ ‍‌​‍‌‌​ ​ ‌​‌​​‍‌‌​ ​ ‌​‌​​‍‌‌​ ​‍​ ​‍​ ​‍​ ‍‌​ ‍‌​ ​‍​ ‍‌​ ​‌‌‍‌​‌‍‌‍​ ‍​​ ‌ ‌‍‌‌‌‍​‌​‍‌‌​ ​‍​ ​‍​‍‌‌​ ‌‌‌​‌​​‍ ‍‌‍​ ‌‍‍​‌‍‍‌‌‍ ​‌‍‌​‌ ​‍‌‍‌‌‌‍ ‍​‍‌‌​ ‌‌‌​​‍‌‌ ‌‍‍ ‌‍‌‌‌ ‍‌​‍‌‌​ ​ ‌​‌​​‍‌‌​ ​ ‌​‌​​‍‌‌​ ​‍​ ​‍​ ‌‌‌‍‌‍‌‍​‌​ ‌‍‌‍​ ​ ​​​ ​‌‌‍‌​‌‍​‍‌‍‌‍​ ‌‌​ ​​​ ​‍​‍‌‌​ ​‍​ ​‍​‍‌‌​ ‌‌‌​‌​​‍ ‍‌ ‌​‌‍‌‌‌ ‍​‌ ‌​​‍​‍‌ ‌ Facebook​​​​‌ ‍ ​‍​‍‌‍ ‌ ​‍‌‍‍‌‌‍‌ ‌‍‍‌‌‍ ‍​‍​‍​ ‍‍​‍​‍‌ ​ ‌‍​‌‌‍ ‍‌‍‍‌‌ ‌​‌ ‍‌​‍ ‍‌‍‍‌‌‍ ​‍​‍​‍ ​​‍​‍‌‍‍​‌ ​‍‌‍‌‌‌‍‌‍​‍​‍​ ‍‍​‍​‍​‍ ‌ ​ ‌ ‌​‌ ‌‌‌‍‌​‌‍‍‌‌‍ ​‍ ‌‍‍‌‌‍ ‍‌ ‌​‌‍‌‌‌‍ ‍‌ ‌​​‍ ‌‍‌‌‌‍‌​‌‍‍‌‌ ‌​​‍ ‌‍ ‌‌‍ ‌‍‌​‌‍‌‌​ ‌‌ ​​‌ ​‍‌‍‌‌‌ ​ ‌‍‌‌‌‍ ‍‌ ‌​‌‍​‌‌ ‌​‌‍‍‌‌‍ ‌‍ ‍​ ‍ ‌‍‍‌‌‍‌​​ ‌​ ‍​​ ‌​‌‍‌‌​ ​‌‌‍​‍‌‍‌‍​ ​‌​ ‌‌​‍ ‌​ ​​‌‍​ ​ ‌‌‌‍‌​​‍ ‌​ ‌​​ ‍‌​ ​​​ ​​​‍ ‌‌‍​‌​ ‍​‌‍‌​​ ‍​​‍ ‌​ ​​​ ‌​​ ‌​​ ‌​​ ‌​​ ​ ​ ​‍​ ‌‌‌‍​‍​ ​‌​ ​‍​ ‍‌​ ‍ ‌ ‌​‌ ‍‌‌ ​​‌‍‌‌​ ‌‌‍​‍‌‍ ​‌‍ ‌‍‌ ‌‍‌ ‌‌​​‌‍ ‌ ​ ‌ ‌​‌‍‌‌‌ ​‍​ ‍ ‌ ​​‌‍​‌‌ ‌​‌‍‍​​ ‌‌‍‍‌‌‍ ‍‌‍ ‍‌‍‍​‌‍ ‌‍ ​‌‍‌​​‍‌‌​ ‌‌‌​​‍‌‌ ‌‍‍ ‌‍‌‌‌ ‍‌​‍‌‌​ ​ ‌​‌​​‍‌‌​ ​ ‌​‌​​‍‌‌​ ​‍​ ​‍​ ​‍​ ‍‌​ ‍‌​ ​‍​ ‍‌​ ​‌‌‍‌​‌‍‌‍​ ‍​​ ‌ ‌‍‌‌‌‍​‌​‍‌‌​ ​‍​ ​‍​‍‌‌​ ‌‌‌​‌​​‍ ‍‌‍​ ‌‍‍​‌‍‍‌‌‍ ​‌‍‌​‌ ​‍‌‍‌‌‌‍ ‍​‍‌‌​ ‌‌‌​​‍‌‌ ‌‍‍ ‌‍‌‌‌ ‍‌​‍‌‌​ ​ ‌​‌​​‍‌‌​ ​ ‌​‌​​‍‌‌​ ​‍​ ​‍​ ‌‌‌‍‌‍‌‍​‌​ ‌‍‌‍​ ​ ​​​ ​‌‌‍‌​‌‍​‍‌‍‌‍​ ‌‌​ ​​​ ​ ​‍‌‌​ ​‍​ ​‍​‍‌‌​ ‌‌‌​‌​​‍ ‍‌ ‌​‌‍‌‌‌ ‍​‌ ‌​​ ‌‍​‍‌‍​‌‌ ​ ‌‍‌‌‌‌‌‌‌ ​‍‌‍ ​​ ‌​‍‌‌​ ​‍‌​‌‍‌ ​ ‌ ‌​‌ ‌‌‌‍‌​‌‍‍‌‌‍ ​‍‌‍‌‍‍‌‌‍‌​​ ‌​ ‍​​ ‌​‌‍‌‌​ ​‌‌‍​‍‌‍‌‍​ ​‌​ ‌‌​‍ ‌​ ​​‌‍​ ​ ‌‌‌‍‌​​‍ ‌​ ‌​​ ‍‌​ ​​​ ​​​‍ ‌‌‍​‌​ ‍​‌‍‌​​ ‍​​‍ ‌​ ​​​ ‌​​ ‌​​ ‌​​ ‌​​ ​ ​ ​‍​ ‌‌‌‍​‍​ ​‌​ ​‍​ ‍‌​‍‌‍‌ ‌​‌ ‍‌‌ ​​‌‍‌‌​ ‌‌‍​‍‌‍ ​‌‍ ‌‍‌ ‌‍‌ ‌‌​​‌‍ ‌ ​ ‌ ‌​‌‍‌‌‌ ​‍​‍‌‍‌ ​​‌‍​‌‌ ‌​‌‍‍​​ ‌‌‍‍‌‌‍ ‍‌‍ ‍‌‍‍​‌‍ ‌‍ ​‌‍‌​​‍‌‌​ ‌‌‌​​‍‌‌ ‌‍‍ ‌‍‌‌‌ ‍‌​‍‌‌​ ​ ‌​‌​​‍‌‌​ ​ ‌​‌​​‍‌‌​ ​‍​ ​‍​ ​‍​ ‍‌​ ‍‌​ ​‍​ ‍‌​ ​‌‌‍‌​‌‍‌‍​ ‍​​ ‌ ‌‍‌‌‌‍​‌​‍‌‌​ ​‍​ ​‍​‍‌‌​ ‌‌‌​‌​​‍ ‍‌‍​ ‌‍‍​‌‍‍‌‌‍ ​‌‍‌​‌ ​‍‌‍‌‌‌‍ ‍​‍‌‌​ ‌‌‌​​‍‌‌ ‌‍‍ ‌‍‌‌‌ ‍‌​‍‌‌​ ​ ‌​‌​​‍‌‌​ ​ ‌​‌​​‍‌‌​ ​‍​ ​‍​ ‌‌‌‍‌‍‌‍​‌​ ‌‍‌‍​ ​ ​​​ ​‌‌‍‌​‌‍​‍‌‍‌‍​ ‌‌​ ​​​ ​ ​‍‌‌​ ​‍​ ​‍​‍‌‌​ ‌‌‌​‌​​‍ ‍‌ ‌​‌‍‌‌‌ ‍​‌ ‌​​‍​‍‌ ‌